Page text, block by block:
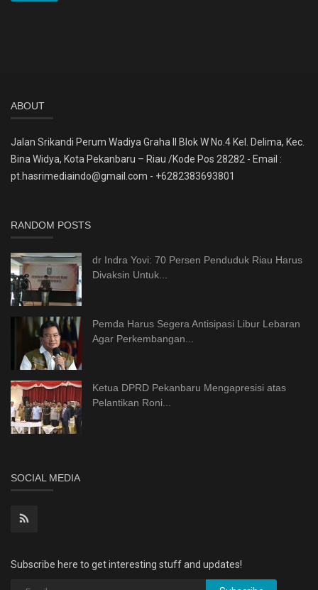
ABOUT
Jalan Srikandi Perum Wadiya Graha II Blok W No.4 Kel. Delima, Kec.
Bina Widya, Kota Pekanbaru – Riau /Kode Pos 28282 - Email :
pt.hasrimediaindo@gmail.com - +6282383693801
RANDOM POSTS
dr Indra Yovi: 70 Persen Penduduk Riau Harus
Divaksin Untuk...
Pemda Harus Segera Antisipasi Libur Lebaran
Agar Perkembangan...
Ketua DPRD Pekanbaru Mengapresisi atas
Pelantikan Roni...
SOCIAL MEDIA
Subscribe here to get interesting stuff and updates!